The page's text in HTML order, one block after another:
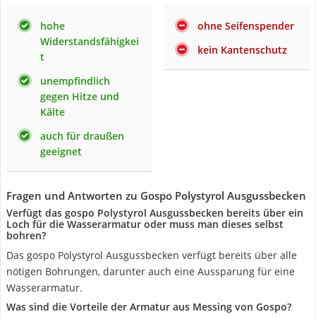
hohe
Widerstandsfähigkei
t
unempfindlich
gegen Hitze und
Kälte
auch für draußen
geeignet
ohne Seifenspender
kein Kantenschutz
Fragen und Antworten zu Gospo Polystyrol Ausgussbecken
Verfügt das gospo Polystyrol Ausgussbecken bereits über ein
Loch für die Wasserarmatur oder muss man dieses selbst
bohren?
Das gospo Polystyrol Ausgussbecken verfügt bereits über alle
nötigen Bohrungen, darunter auch eine Aussparung für eine
Wasserarmatur.
Was sind die Vorteile der Armatur aus Messing von Gospo?